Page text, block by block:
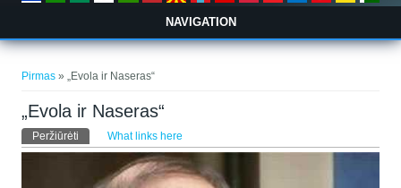
NAVIGATION
Pirmas » „Evola ir Naseras“
„Evola ir Naseras“
Pirminės kortelės
Peržiūrėti (aktyvi kortelė)
What links here